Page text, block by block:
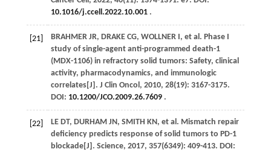
10.1016/j.ccell.2022.10.001.
[21] BRAHMER JR, DRAKE CG, WOLLNER I, et al. Phase I
study of single-agent anti-programmed death-1
(MDX-1106) in refractory solid tumors: Safety, clinical
activity, pharmacodynamics, and immunologic
correlates[J]. J Clin Oncol, 2010, 28(19): 3167-3175.
DOI: 10.1200/JCO.2009.26.7609.
[22] LE DT, DURHAM JN, SMITH KN, et al. Mismatch repair
deficiency predicts response of solid tumors to PD-1
blockade[J]. Science, 2017, 357(6349): 409-413. DOI: